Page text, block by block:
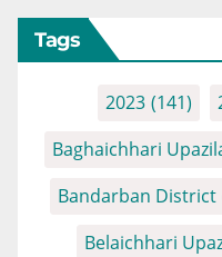
Tags
2023 (141)
Baghaichhari
Bandarban District
Belaichhari